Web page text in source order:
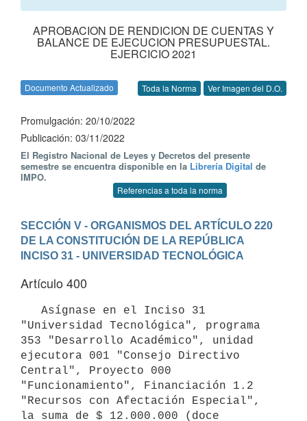
APROBACION DE RENDICION DE CUENTAS Y
BALANCE DE EJECUCION PRESUPUESTAL.
EJERCICIO 2021
Documento Actualizado Toda la Norma Ver Imagen del D.O.
Promulgación: 20/10/2022
Publicación: 03/11/2022
El Registro Nacional de Leyes y Decretos del presente
semestre se encuentra disponible en la Librería Digital de
IMPO.
Referencias a toda la norma
SECCIÓN V - ORGANISMOS DEL ARTÍCULO 220
DE LA CONSTITUCIÓN DE LA REPÚBLICA
INCISO 31 - UNIVERSIDAD TECNOLÓGICA
Artículo 400
"Universidad Tecnológica", programa
353 "Desarrollo Académico", unidad
ejecutora 001 "Consejo Directivo
Central", Proyecto 000
"Funcionamiento", Financiación 1.2
"Recursos con Afectación Especial",
la suma de $ 12.000.000 (doce